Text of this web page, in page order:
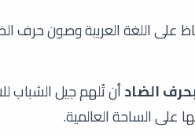
على اللغة العربية وصون حرف
الضادأن تُلهم جيل الشباب
على الساحة العالمية.